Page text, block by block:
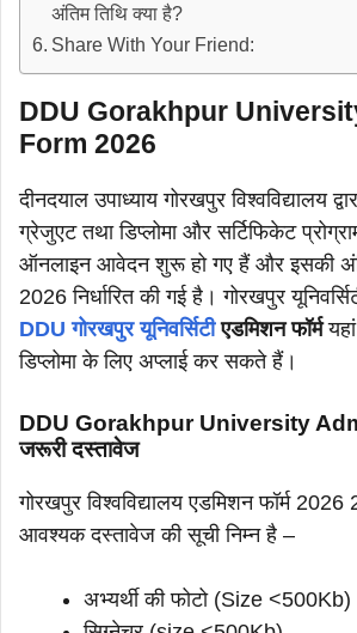
अंतिम तिथि क्या है?
Share With Your Friend:
DDU Gorakhpur
Form 2026
दीनदयाल उपाध्याय गोरखपुर विश्वविद्यालय
ग्रेजुएट तथा डिप्लोमा और सर्टिफिकेट
ऑनलाइन आवेदन शुरू हो गए हैं और इसकी
2026 निर्धारित की गई है। गोरखपुर
DDU गोरखपुर यूनिवर्सिटीएडमिशन फॉर्म
डिप्लोमा के लिए अप्लाई कर सकते हैं।
DDU Gorakhpur University
जरूरी दस्तावेज
गोरखपुर विश्वविद्यालय एडमिशन फॉर्म
आवश्यक दस्तावेज की सूची निम्न है –
अभ्यर्थी की फोटो (Size <500Kb)